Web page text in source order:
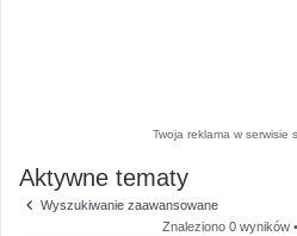
Twoja reklama w serwisie
Aktywne tematy
Wyszukiwanie zaawansowane
Znaleziono 0 wyników